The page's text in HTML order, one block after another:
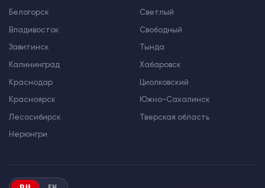
Белогорск
Владивосток
Завитинск
Калининград
Краснодар
Красноярск
Лесосибирск
Нерюнгри
Светлый
Свободный
Тында
Хабаровск
Циолковский
Южно-Сахалинск
Тверская область